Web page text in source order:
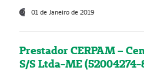
01 de Janeiro de 2019
Prestador CERPAM –
S/S Ltda-ME (52004274-